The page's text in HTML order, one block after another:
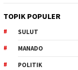
TOPIK POPULER
SULUT
MANADO
POLITIK